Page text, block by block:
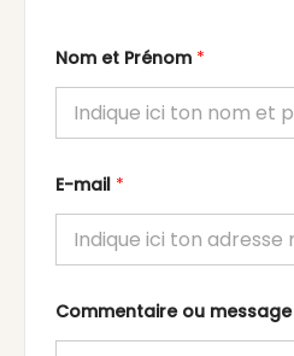
Nom et Prénom *
E-mail *
Commentaire ou message